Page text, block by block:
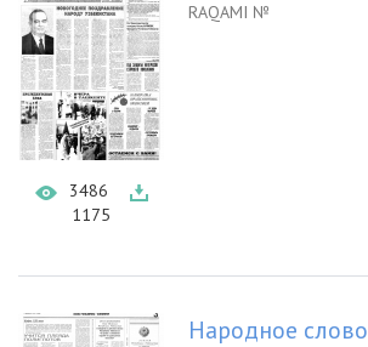
3486
1175
RAQAMI №
Народное слово